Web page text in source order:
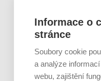
Informace o
stránce
Soubory cookie
a analýze
webu, zajištění